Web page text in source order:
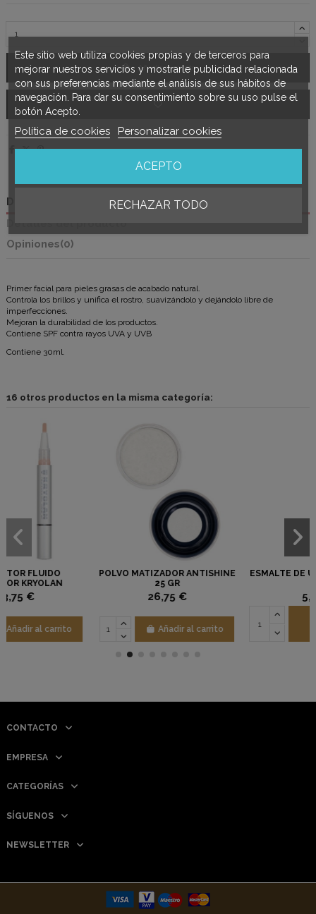
Añadir al carrito
Descripción
Detalles del producto
Opiniones(0)
Primer facial para pieles grasas de acabado natural.
Controla los brillos y unifica el rostro, suavizándolo y dejándolo libre de
imperfecciones.
Mejoran la durabilidad de los productos.
Contiene SPF contra rayos UVA y UVB
Contiene 30ml.
16 otros productos en la misma categoría:
ANTISHINE
€
al carrito
ESMALTE DE UÑAS ELINÉ Nº 01
5,25 €
Añadir al
carrito
LABIAL ELINÉ
5,50 €
CONTACTO
EMPRESA
CATEGORÍAS
Este sitio web utiliza cookies propias y de terceros para
mejorar nuestros servicios y mostrarle publicidad relacionada
con sus preferencias mediante el análisis de sus hábitos de
navegación. Para dar su consentimiento sobre su uso pulse el
botón Acepto.
Política de cookies Personalizar cookies
RECHAZAR TODO
ACEPTO
SÍGUENOS
NEWSLETTER